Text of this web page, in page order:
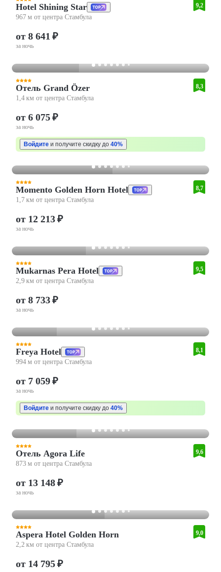
Hotel Shining Star
967 м от центра Стамбула
9,2
от 8 641 ₽
за ночь
Отель Grand Özer
1,4 км от центра Стамбула
8,3
от 6 075 ₽
за ночь
Войдите и получите скидку до 40%
Momento Golden Horn Hotel
1,7 км от центра Стамбула
8,7
от 12 213 ₽
за ночь
Mukarnas Pera Hotel
2,9 км от центра Стамбула
9,5
от 8 733 ₽
за ночь
Freya Hotel
994 м от центра Стамбула
8,1
от 7 059 ₽
за ночь
Войдите и получите скидку до 40%
Отель Agora Life
873 м от центра Стамбула
9,6
от 13 148 ₽
за ночь
Aspera Hotel Golden Horn
2,2 км от центра Стамбула
9,0
от 14 795 ₽